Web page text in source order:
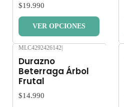
$19.990
VER OPCIONES
MLC4292426142|
Durazno
Beterraga Árbol
Frutal
$14.990